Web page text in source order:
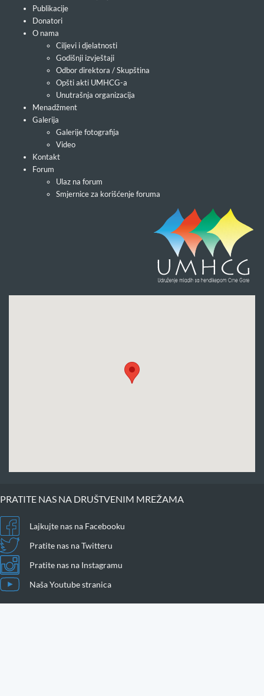
Publikacije
Donatori
O nama
Ciljevi i djelatnosti
Godišnji izvještaji
Odbor direktora / Skupština
Opšti akti UMHCG-a
Unutrašnja organizacija
Menadžment
Galerija
Galerije fotografija
Video
Kontakt
Forum
Ulaz na forum
Smjernice za korišćenje foruma
PRATITE NAS NA DRUŠTVENIM MREŽAMA
Lajkujte nas na Facebooku
Pratite nas na Twitteru
Pratite nas na Instagramu
Naša Youtube stranica